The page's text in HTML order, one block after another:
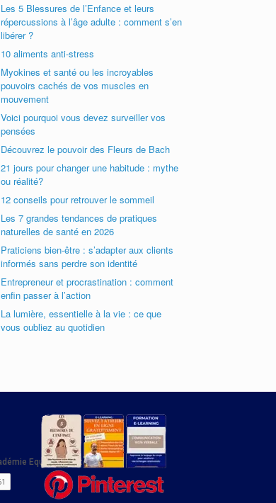
Les 5 Blessures de l’Enfance et leurs
répercussions à l’âge adulte : comment s’en
libérer ?
10 aliments anti-stress
Myokines et santé ou les incroyables
pouvoirs cachés de vos muscles en
mouvement
Voici pourquoi vous devez surveiller vos
pensées
Découvrez le pouvoir des Fleurs de Bach
21 jours pour changer une habitude : mythe
ou réalité?
12 conseils pour retrouver le sommeil
Les 7 grandes tendances de pratiques
naturelles de santé en 2026
Praticiens bien-être : s’adapter aux clients
informés sans perdre son identité
Entrepreneur et procrastination : comment
enfin passer à l’action
La lumière, essentielle à la vie : ce que
vous oubliez au quotidien